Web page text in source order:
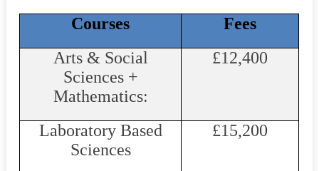
Courses
Fees
Arts & Social
Sciences +
Mathematics:
£12,400
Laboratory Based
Sciences
£15,200